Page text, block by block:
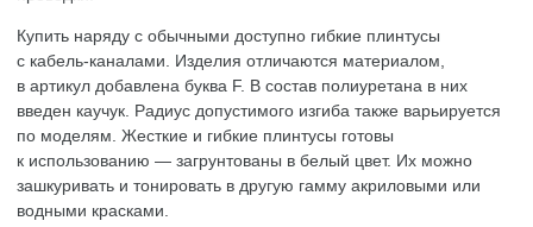
Купить наряду с обычными доступно гибкие плинтусы
с кабель-каналами. Изделия отличаются материалом,
в артикул добавлена буква F. В состав полиуретана в них
введен каучук. Радиус допустимого изгиба также варьируется
по моделям. Жесткие и гибкие плинтусы готовы
к использованию — загрунтованы в белый цвет. Их можно
зашкуривать и тонировать в другую гамму акриловыми или
водными красками.